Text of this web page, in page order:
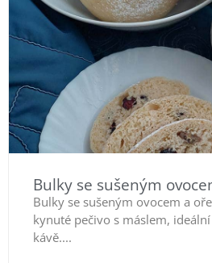
Bulky se sušeným
Bulky se sušeným ovocem a
kynuté pečivo s máslem,
kávě....